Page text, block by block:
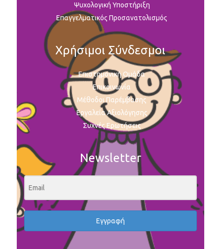
Ψυχολογική Υποστήριξη
Επαγγελματικός Προσανατολισμός
Χρήσιμοι Σύνδεσμοι
Επιστημονική Ομάδα
Επικοινωνία
Μέθοδοι Παρέμβασης
Εργαλεία Αξιολόγησης
Συχνές Ερωτήσεις
Newsletter
Εγγραφή